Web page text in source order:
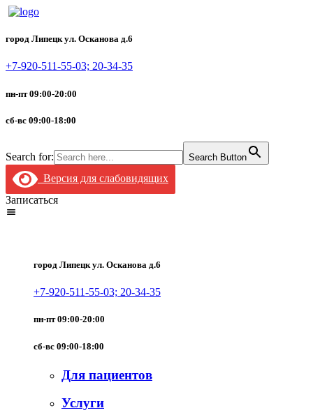
город Липецк ул. Осканова д.6
+7-920-511-55-03; 20-34-35
пн-пт 09:00-20:00
сб-вс 09:00-18:00
Search for: Search Button
Версия для слабовидящих
Записаться
город Липецк ул. Осканова д.6
+7-920-511-55-03; 20-34-35
пн-пт 09:00-20:00
сб-вс 09:00-18:00
Для пациентов
Услуги